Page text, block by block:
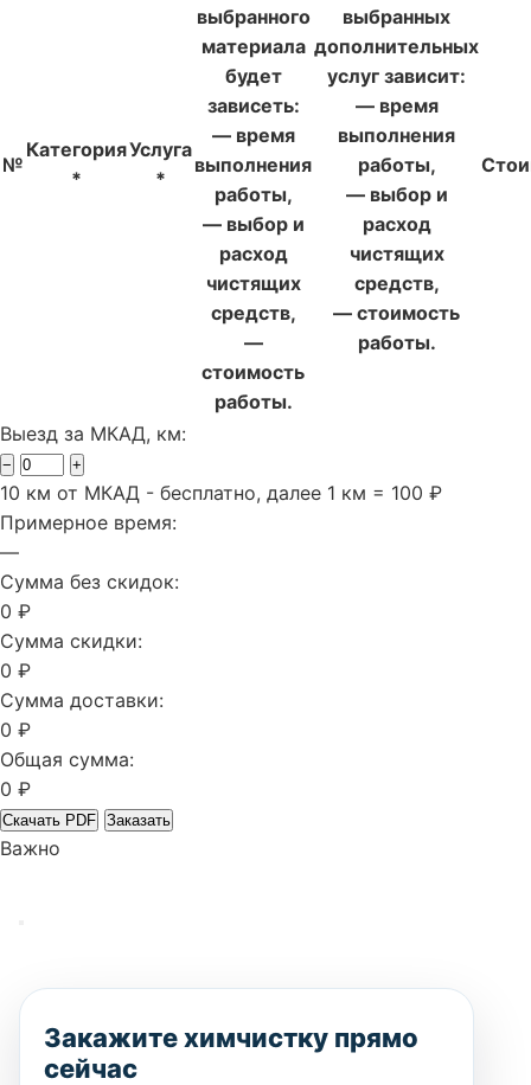
№
Категория
*
Услуга
*
выбранного
материала
будет
зависеть:
— время
выполнения
работы,
— выбор и
расход
чистящих
средств,
—
стоимость
работы.
выбранных
дополнительных
услуг зависит:
— время
выполнения
работы,
— выбор и
расход
чистящих
средств,
— стоимость
работы.
Выезд за МКАД, км:
− +
10 км от МКАД - бесплатно, далее 1 км = 100 ₽
Примерное время:
—
Сумма без скидок:
0 ₽
Сумма скидки:
0 ₽
Сумма доставки:
0 ₽
Общая сумма:
0 ₽
Скачать PDF Заказать
Важно
Закажите химчистку прямо
сейчас